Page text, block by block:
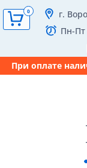
г.
Пн-Пт
При оплате
0